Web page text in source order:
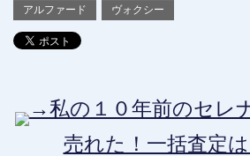
アルファード ヴォクシー
→私の１０年前のセレ
売れた！一括査定は